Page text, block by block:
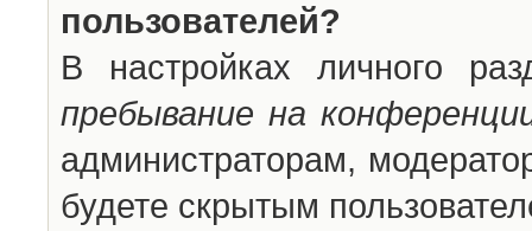
пользователей?
В настройках личного
пребывание на
администраторам,
будете скрытым